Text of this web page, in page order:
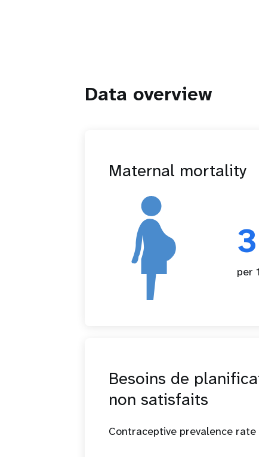
Data overview
Maternal mortality
per
Besoins de
non satisfaits
Contraceptive prevalence